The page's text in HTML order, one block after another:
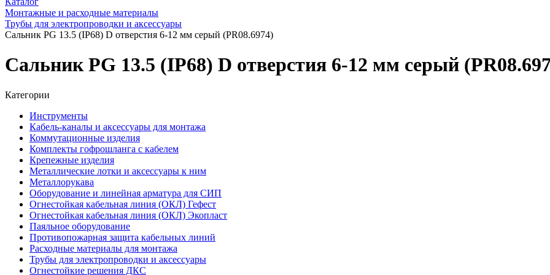
Монтажные и расходные материалы
Трубы для электропроводки и аксессуары
Сальник PG 13.5 (IP68) D отверстия 6-12 мм серый (PR08.6974)
Сальник PG 13.5 (IP68) D отверстия 6-12 мм серый
Категории
Инструменты
Кабель-каналы и аксессуары для монтажа
Коммутационные изделия
Комплекты гофрошланга с кабелем
Крепежные изделия
Металлические лотки и аксессуары к ним
Металлорукава
Оборудование и линейная арматура для СИП
Огнестойкая кабельная линия (ОКЛ) Гефест
Огнестойкая кабельная линия (ОКЛ) Экопласт
Паяльное оборудование
Противопожарная защита кабельных линий
Расходные материалы для монтажа
Трубы для электропроводки и аксессуары
Огнестойкие решения ДКС